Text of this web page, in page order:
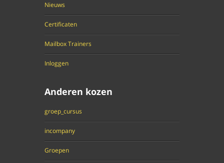
Nieuws
Certificaten
Mailbox Trainers
Inloggen
Anderen kozen
groep_cursus
incompany
Groepen